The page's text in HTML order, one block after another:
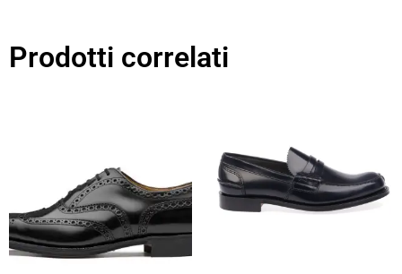
Prodotti correlati